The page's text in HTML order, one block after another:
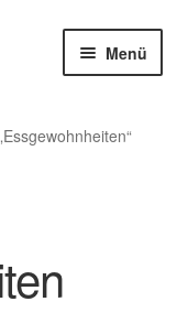
Menü